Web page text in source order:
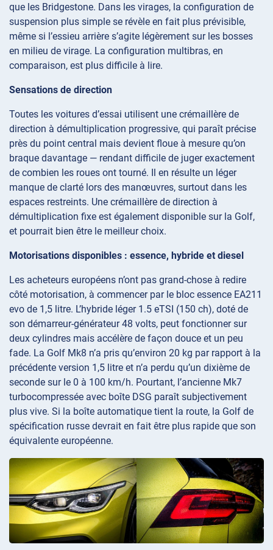
que les Bridgestone. Dans les virages, la configuration de
suspension plus simple se révèle en fait plus prévisible,
même si l’essieu arrière s’agite légèrement sur les bosses
en milieu de virage. La configuration multibras, en
comparaison, est plus difficile à lire.
Sensations de direction
Toutes les voitures d’essai utilisent une crémaillère de
direction à démultiplication progressive, qui paraît précise
près du point central mais devient floue à mesure qu’on
braque davantage — rendant difficile de juger exactement
de combien les roues ont tourné. Il en résulte un léger
manque de clarté lors des manœuvres, surtout dans les
espaces restreints. Une crémaillère de direction à
démultiplication fixe est également disponible sur la Golf,
et pourrait bien être le meilleur choix.
Motorisations disponibles : essence, hybride et diesel
Les acheteurs européens n’ont pas grand-chose à redire
côté motorisation, à commencer par le bloc essence EA211
evo de 1,5 litre. L’hybride léger 1.5 eTSI (150 ch), doté de
son démarreur-générateur 48 volts, peut fonctionner sur
deux cylindres mais accélère de façon douce et un peu
fade. La Golf Mk8 n’a pris qu’environ 20 kg par rapport à la
précédente version 1,5 litre et n’a perdu qu’un dixième de
seconde sur le 0 à 100 km/h. Pourtant, l’ancienne Mk7
turbocompressée avec boîte DSG paraît subjectivement
plus vive. Si la boîte automatique tient la route, la Golf de
spécification russe devrait en fait être plus rapide que son
équivalente européenne.